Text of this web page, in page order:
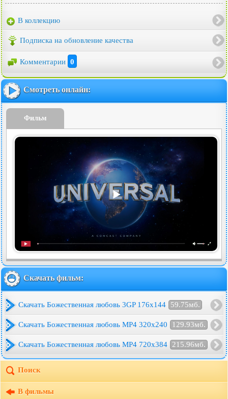
В коллекцию
Подписка на обновление качества
Комментарии 0
Смотреть онлайн:
Фильм
Скачать фильм:
Скачать Божественная любовь 3GP 176x144 59.75мб.
Скачать Божественная любовь MP4 320x240 129.93мб.
Скачать Божественная любовь MP4 720x384 215.96мб.
Поиск
В фильмы